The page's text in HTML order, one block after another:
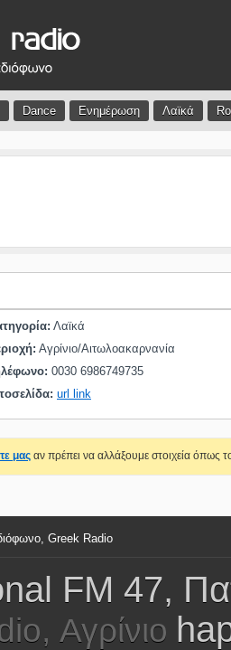
Dance Ενημέρωση Λαϊκά
Λαϊκά
Αγρίνιο/Αιτωλοακαρνανία
0030 6986749735
url link
μας αν πρέπει να αλλάξουμε στοιχεία όπως
Greek Radio
FM 47,
Αγρίνιο